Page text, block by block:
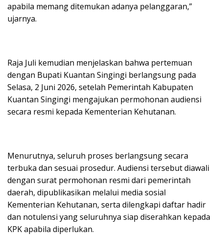
apabila memang ditemukan adanya pelanggaran,”
ujarnya.
Raja Juli kemudian menjelaskan bahwa pertemuan
dengan Bupati Kuantan Singingi berlangsung pada
Selasa, 2 Juni 2026, setelah Pemerintah Kabupaten
Kuantan Singingi mengajukan permohonan audiensi
secara resmi kepada Kementerian Kehutanan.
Menurutnya, seluruh proses berlangsung secara
terbuka dan sesuai prosedur. Audiensi tersebut diawali
dengan surat permohonan resmi dari pemerintah
daerah, dipublikasikan melalui media sosial
Kementerian Kehutanan, serta dilengkapi daftar hadir
dan notulensi yang seluruhnya siap diserahkan kepada
KPK apabila diperlukan.